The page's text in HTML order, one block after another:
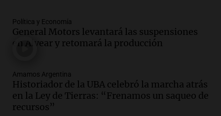
Audio.Conductor imputado por
accidente fatal en San Luis dejó tres
jóvenes muertos y un herido grave
Audio.Historiador de la UBA celebró la
marcha atrás en la Ley de Tierras:
“Frenamos un saqueo de recursos”
Amamos Argentina
Política y Economía
General Motors levantará las suspensiones
en Alvear y retomará la producción
Amamos Argentina
Historiador de la UBA celebró la marcha atrás
en la Ley de Tierras: “Frenamos un saqueo de
recursos”